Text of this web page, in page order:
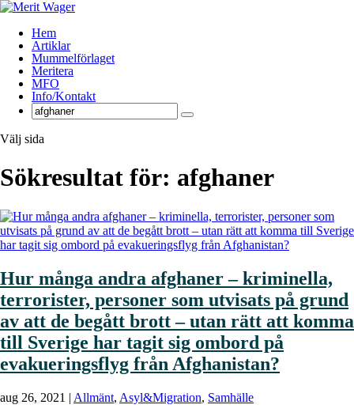
Hem
Artiklar
Mummelförlaget
Meritera
MFO
Info/Kontakt
Välj sida
Sökresultat för: afghaner
Hur många andra afghaner – kriminella,
terrorister, personer som utvisats på grund
av att de begått brott – utan rätt att komma
till Sverige har tagit sig ombord på
evakueringsflyg från Afghanistan?
aug 26, 2021 | Allmänt, Asyl&Migration, Samhälle